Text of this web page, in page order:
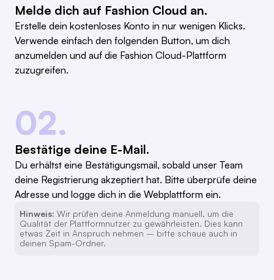
Melde dich auf Fashion Cloud an.
Erstelle dein kostenloses Konto in nur wenigen Klicks.
Verwende einfach den folgenden Button, um dich
anzumelden und auf die Fashion Cloud-Plattform
zuzugreifen.
02.
Bestätige deine E-Mail.
Du erhältst eine Bestätigungsmail, sobald unser Team
deine Registrierung akzeptiert hat. Bitte überprüfe deine
Adresse und logge dich in die Webplattform ein.
Hinweis: Wir prüfen deine Anmeldung manuell, um die
Qualität der Plattformnutzer zu gewährleisten. Dies kann
etwas Zeit in Anspruch nehmen – bitte schaue auch in
deinen Spam-Ordner.